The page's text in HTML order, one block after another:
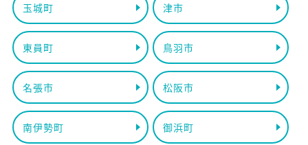
玉城町 津市
東員町 鳥羽市
名張市 松阪市
南伊勢町 御浜町